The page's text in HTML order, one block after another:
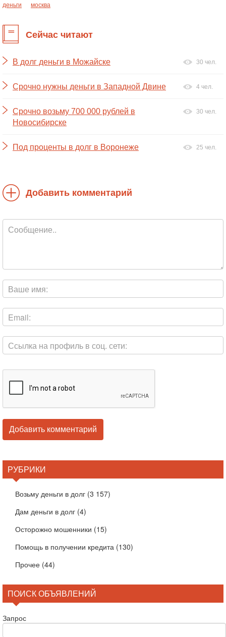
деньги москва
Сейчас читают
В долг деньги в Можайске 30 чел.
Срочно нужны деньги в Западной Двине 4 чел.
Срочно возьму 700 000 рублей в
Новосибирске
30 чел.
Под проценты в долг в Воронеже 25 чел.
Добавить комментарий
РУБРИКИ
Возьму деньги в долг (3 157)
Дам деньги в долг (4)
Осторожно мошенники (15)
Помощь в получении кредита (130)
Прочее (44)
ПОИСК ОБЪЯВЛЕНИЙ
Запрос